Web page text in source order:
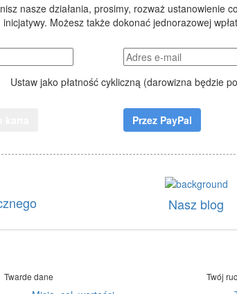
nasze działania, prosimy, rozważ ustanowienie
inicjatywy. Możesz także dokonać jednorazowej
Ustaw jako płatność cykliczną (darowizna będzie
Nasz blog
Twarde dane Twój